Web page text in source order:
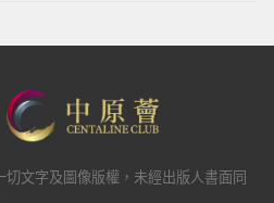
文字及圖像版權，未經出版人書面同